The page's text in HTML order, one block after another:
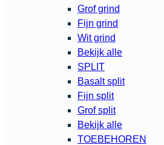
Grof grind
Fijn grind
Wit grind
Bekijk alle
SPLIT
Basalt split
Fijn split
Grof split
Bekijk alle
TOEBEHOREN